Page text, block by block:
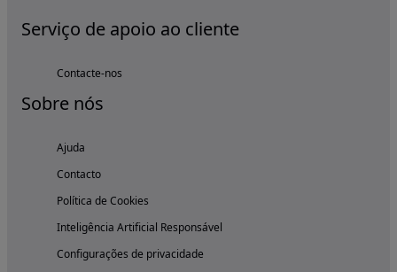
Serviço de apoio ao cliente
Contacte-nos
Sobre nós
Ajuda
Contacto
Política de Cookies
Inteligência Artificial Responsável
Configurações de privacidade